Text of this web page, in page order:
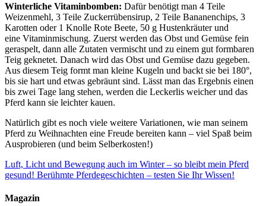
Winterliche Vitaminbomben: Dafür benötigt man 4 Teile
Weizenmehl, 3 Teile Zuckerrübensirup, 2 Teile Bananenchips, 3
Karotten oder 1 Knolle Rote Beete, 50 g Hustenkräuter und
eine Vitaminmischung. Zuerst werden das Obst und Gemüse fein
geraspelt, dann alle Zutaten vermischt und zu einem gut formbaren
Teig geknetet. Danach wird das Obst und Gemüse dazu gegeben.
Aus diesem Teig formt man kleine Kugeln und backt sie bei 180°,
bis sie hart und etwas gebräunt sind. Lässt man das Ergebnis einen
bis zwei Tage lang stehen, werden die Leckerlis weicher und das
Pferd kann sie leichter kauen.
Natürlich gibt es noch viele weitere Variationen, wie man seinem
Pferd zu Weihnachten eine Freude bereiten kann – viel Spaß beim
Ausprobieren (und beim Selberkosten!)
Luft, Licht und Bewegung auch im Winter – so bleibt mein Pferd
gesund! Berühmte Pferdegeschichten – testen Sie Ihr Wissen!
Magazin